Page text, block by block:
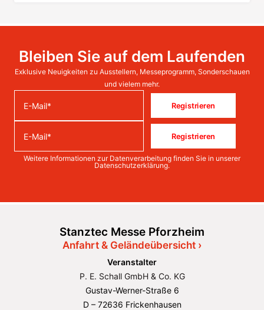
Bleiben Sie auf dem Laufenden
Exklusive Neuigkeiten zu Ausstellern, Messeprogramm, Sonderschauen
und vielem mehr.
Registrieren
Registrieren
Weitere Informationen zur Datenverarbeitung finden Sie in unserer
Datenschutzerklärung.
Stanztec Messe Pforzheim
Anfahrt & Geländeübersicht ›
Veranstalter
P. E. Schall GmbH & Co. KG
Gustav-Werner-Straße 6
D – 72636 Frickenhausen